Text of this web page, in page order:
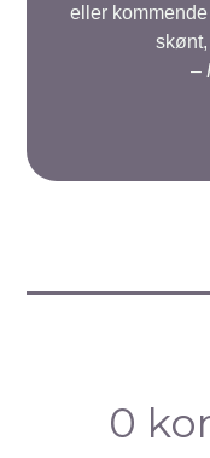
eller
–
0